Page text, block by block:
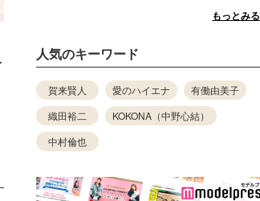
もっとみる
人気のキーワード
賀来賢人 愛のハイエナ
有働由美子
織田裕二
KOKONA（中野心結）
中村倫也